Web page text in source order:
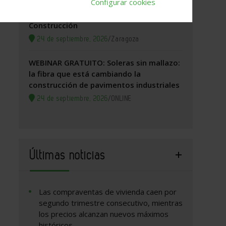
Construcción
24 de septiembre, 2026/Zaragoza
WEBINAR GRATUITO: Soleras sin mallazo:
la fibra que está cambiando la
construcción de pavimentos industriales
24 de septiembre, 2026/ONLINE
Últimas noticias
Las compraventas de vivienda caen por
segundo trimestre consecutivo, mientras
los precios alcanzan nuevos máximos